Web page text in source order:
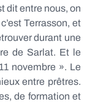
dit entre nous, on
Terrasson, et
durant une
de Sarlat. Et le
novembre ». Le
entre prêtres.
de formation et